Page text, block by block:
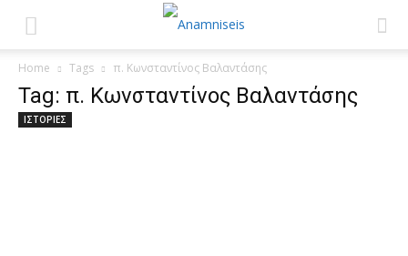
Home Tags π. Κωνσταντίνος Βαλαντάσης
Tag: π. Κωνσταντίνος Βαλαντάσης
ΙΣΤΟΡΙΕΣ